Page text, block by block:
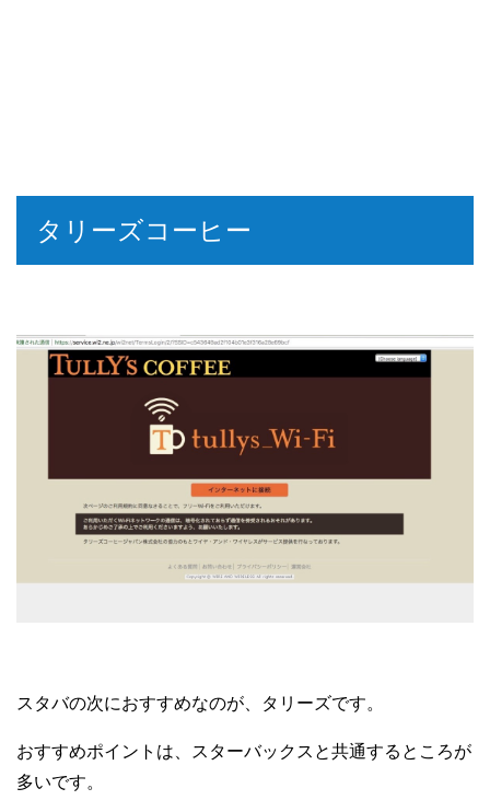
タリーズコーヒー
スタバの次におすすめなのが、タリーズです。
おすすめポイントは、スターバックスと共通するところが
多いです。